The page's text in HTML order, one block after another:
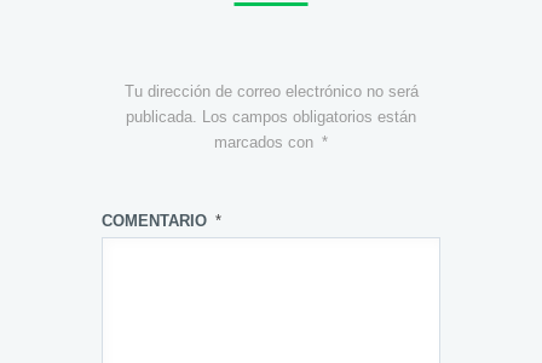
Tu dirección de correo electrónico no será
publicada.
Los campos obligatorios están
marcados con *
COMENTARIO *